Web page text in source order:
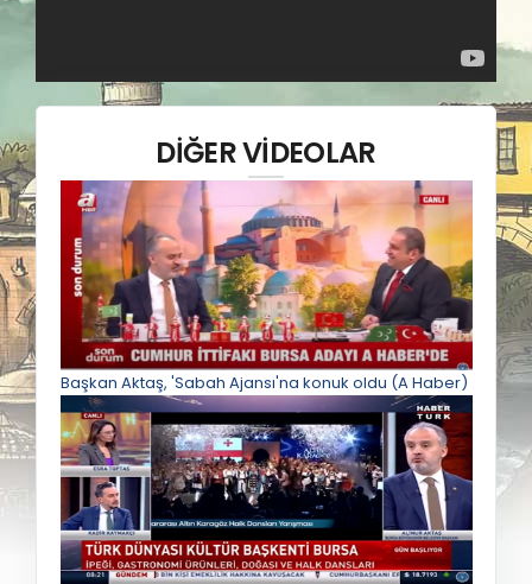
DİĞER VİDEOLAR
Başkan Aktaş, 'Sabah Ajansı'na konuk oldu (A Haber)